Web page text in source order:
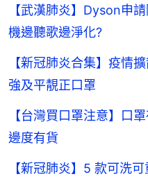
【武漢肺炎】Dyson申
機邊聽歌邊淨化?
【新冠肺炎合集】疫情
強及平靚正口罩
【台灣買口罩注意】口
邊度有貨
【新冠肺炎】5 款可洗